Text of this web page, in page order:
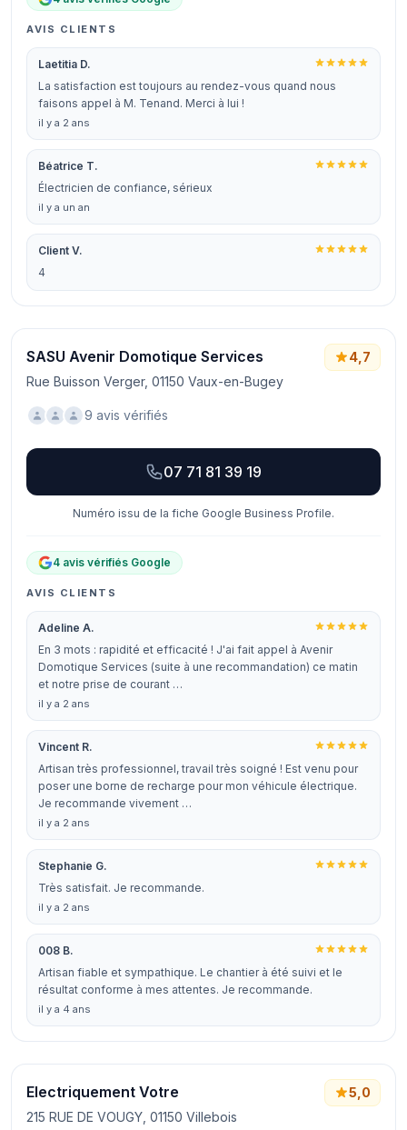
AVIS CLIENTS
Laetitia D.
La satisfaction est toujours au rendez-vous quand nous
faisons appel à M. Tenand. Merci à lui !
il y a 2 ans
Béatrice T.
Électricien de confiance, sérieux
il y a un an
Client V.
4
SASU Avenir Domotique Services
Rue Buisson Verger, 01150 Vaux-en-Bugey
4,7
9 avis vérifiés
07 71 81 39 19
Numéro issu de la fiche Google Business Profile.
4 avis vérifiés Google
AVIS CLIENTS
Adeline A.
En 3 mots : rapidité et efficacité ! J'ai fait appel à Avenir
Domotique Services (suite à une recommandation) ce matin
et notre prise de courant …
il y a 2 ans
Vincent R.
Artisan très professionnel, travail très soigné ! Est venu pour
poser une borne de recharge pour mon véhicule électrique.
Je recommande vivement …
il y a 2 ans
Stephanie G.
Très satisfait. Je recommande.
il y a 2 ans
008 B.
Artisan fiable et sympathique. Le chantier à été suivi et le
résultat conforme à mes attentes. Je recommande.
il y a 4 ans
Electriquement Votre
215 RUE DE VOUGY, 01150 Villebois
5,0